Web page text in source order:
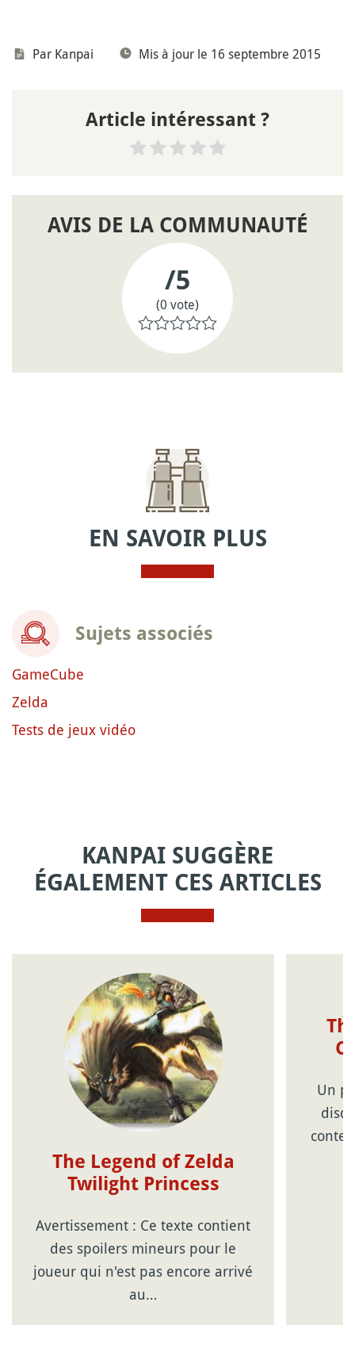
Par Kanpai Mis à jour le 16 septembre 2015
Article intéressant ?
AVIS DE LA COMMUNAUTÉ
/5
(0 vote)
EN SAVOIR PLUS
Sujets associés
GameCube
Zelda
Tests de jeux vidéo
KANPAI SUGGÈRE
ÉGALEMENT CES ARTICLES
The Legend of Zelda
Twilight Princess
Avertissement : Ce texte contient
des spoilers mineurs pour le
joueur qui n'est pas encore arrivé
au…
Un